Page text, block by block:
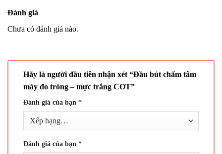
Đánh giá
Chưa có đánh giá nào.
Hãy là người đầu tiên nhận xét “Đầu bút chấm tâm
máy đo tròng – mực trắng COT”
Đánh giá của bạn *
Đánh giá của bạn *